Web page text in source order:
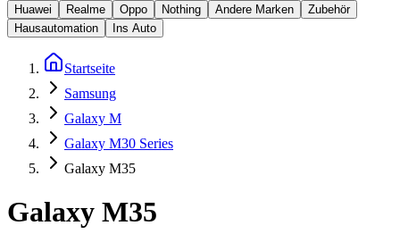
Huawei
Realme Oppo Nothing Andere Marken
Zubehör
Hausautomation
Ins Auto
Startseite
Samsung
Galaxy M
Galaxy M30 Series
Galaxy M35
Galaxy M35